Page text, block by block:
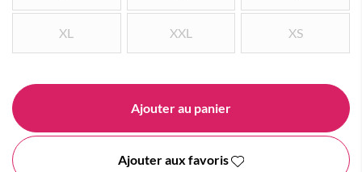
XL XXL XS
Ajouter au panier
Ajouter aux favoris